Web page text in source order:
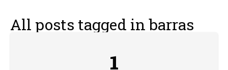
All posts tagged in barras
1